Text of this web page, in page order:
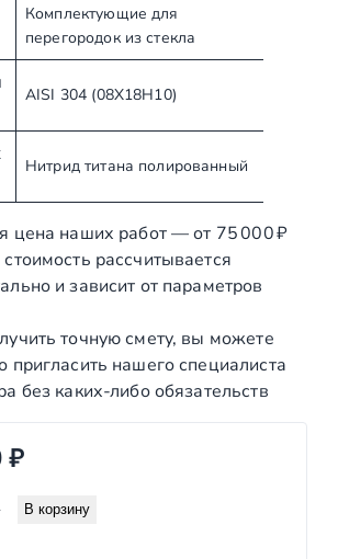
Комплектующие для
перегородок из стекла
AISI 304 (08Х18Н10)
Нитрид титана полированный
цена наших работ — от 75 000 ₽
рассчитывается
и зависит от параметров
точную смету, вы можете
пригласить нашего специалиста
без каких‑либо обязательств
₽
В корзину